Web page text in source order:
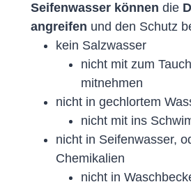
Seifenwasser können die
angreifen und den Schutz
kein Salzwasser
nicht mit zum
mitnehmen
nicht in gechlortem
nicht mit ins
nicht in Seifenwasser,
Chemikalien
nicht in